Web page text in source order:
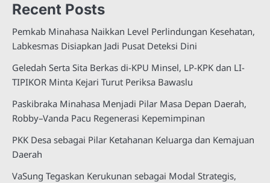
Recent Posts
Pemkab Minahasa Naikkan Level Perlindungan Kesehatan,
Labkesmas Disiapkan Jadi Pusat Deteksi Dini
Geledah Serta Sita Berkas di-KPU Minsel, LP-KPK dan LI-
TIPIKOR Minta Kejari Turut Periksa Bawaslu
Paskibraka Minahasa Menjadi Pilar Masa Depan Daerah,
Robby–Vanda Pacu Regenerasi Kepemimpinan
PKK Desa sebagai Pilar Ketahanan Keluarga dan Kemajuan
Daerah
VaSung Tegaskan Kerukunan sebagai Modal Strategis,